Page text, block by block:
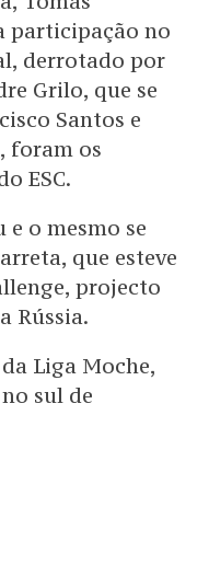
participação no
derrotado por
Grilo, que se
Santos e
foram os
ESC.
e o mesmo se
que esteve
projecto
Rússia.
Liga Moche,
sul de